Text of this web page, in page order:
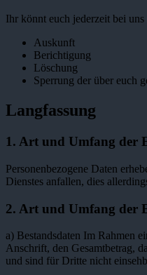
Ihr könnt euch jederzeit bei uns
Auskunft
Berichtigung
Löschung
Sperrung der über euch
Langfassung
1. Art und Umfang der
Personenbezogene Daten
Dienstes anfallen, dies
2. Art und Umfang der
a) Bestandsdaten Im Rahmen
Anschrift, den Gesamtbetrag,
und sind für Dritte nicht